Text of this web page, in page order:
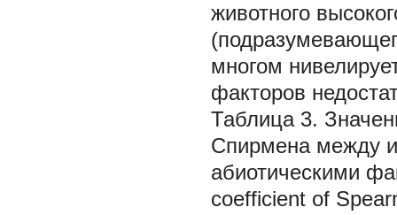
животного
многом
факторов
Таблица 3.
Спирмена между
абиотическими
coefficient of